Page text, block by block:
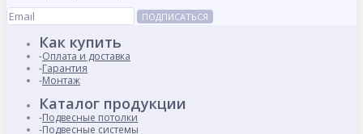
ПОДПИСАТЬСЯ
Как купить
Оплата и доставка
Гарантия
Монтаж
Каталог продукции
Подвесные потолки
Подвесные системы